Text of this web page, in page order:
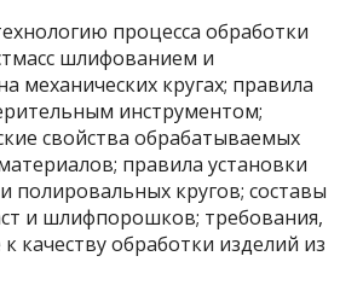
процесса обработки
шлифованием и
механических кругах; правила
инструментом;
свойства обрабатываемых
правила установки
полировальных кругов; составы
и шлифпорошков; требования,
качеству обработки изделий из